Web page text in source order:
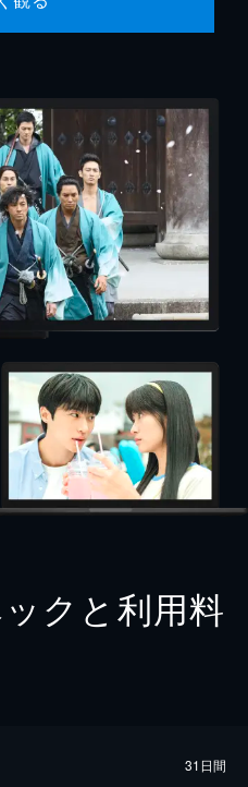
クと利用料
31日間